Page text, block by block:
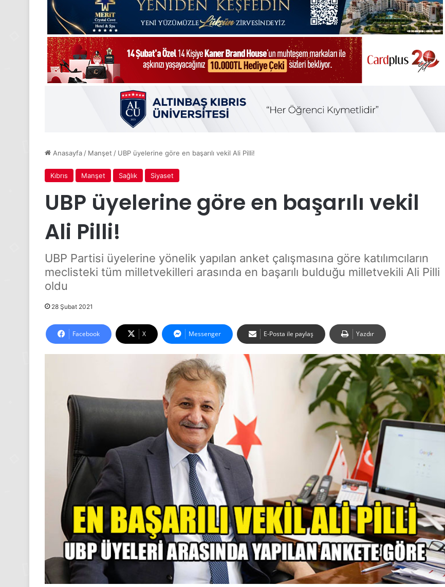
Anasayfa / Manşet / UBP üyelerine göre en başarılı vekil Ali Pilli!
Kıbrıs Manşet Sağlık Siyaset
UBP üyelerine göre en başarılı vekil
Ali Pilli!
UBP Partisi üyelerine yönelik yapılan anket çalışmasına göre katılımcıların
meclisteki tüm milletvekilleri arasında en başarılı bulduğu milletvekili Ali Pilli
oldu
28 Şubat 2021
Facebook X Messenger E-Posta ile paylaş Yazdır